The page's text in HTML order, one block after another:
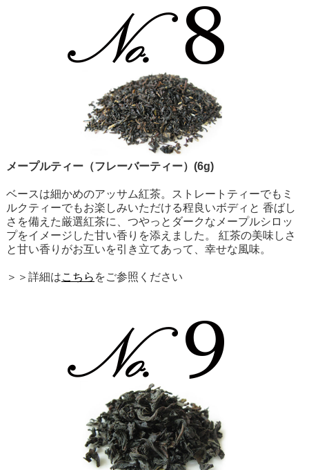
メープルティー（フレーバーティー）(6g)
ベースは細かめのアッサム紅茶。ストレートティーでもミ
ルクティーでもお楽しみいただける程良いボディと 香ばし
さを備えた厳選紅茶に、つやっとダークなメープルシロッ
プをイメージした甘い香りを添えました。 紅茶の美味しさ
と甘い香りがお互いを引き立てあって、幸せな風味。
＞＞詳細はこちら をご参照ください